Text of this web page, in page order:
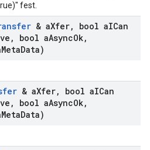
fest.
& aXfer, bool aICan
, bool aAsyncOk,
MetaData)
& aXfer, bool aICan
, bool aAsyncOk,
MetaData)